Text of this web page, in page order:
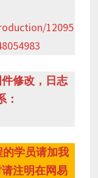
12095
修改，日志
：
学员请加我
注明在网易